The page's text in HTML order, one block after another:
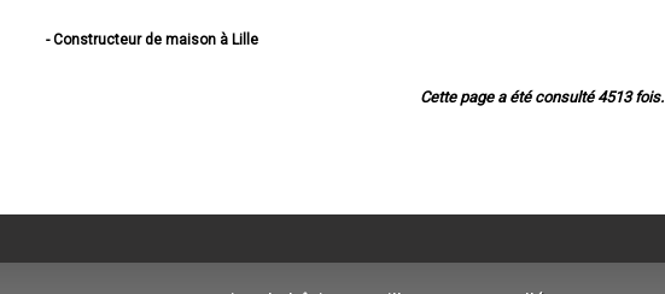
- Constructeur de maison à Lille
- Constructeur de maison à Marcq-en-Barœul
Cette page a été consulté 4513 fois.